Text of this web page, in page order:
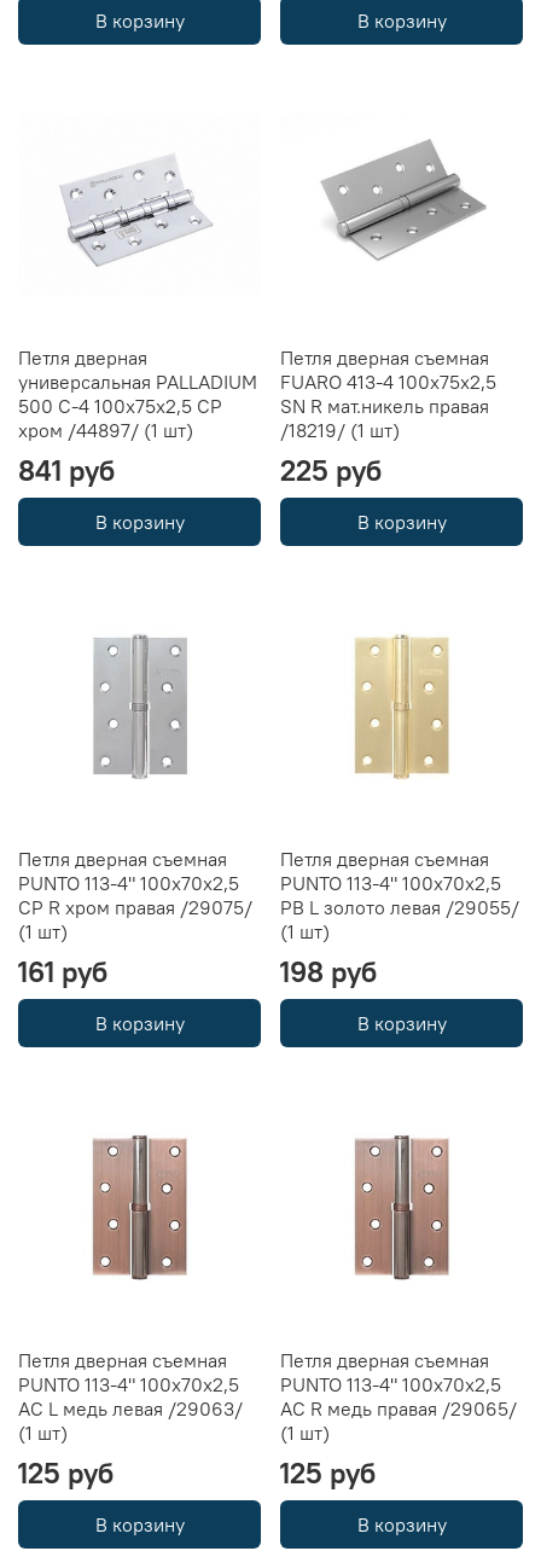
В корзину В корзину
Петля дверная
универсальная PALLADIUM
500 C-4 100x75x2,5 CP
хром /44897/ (1 шт)
841 руб
В корзину
Петля дверная съемная
FUARO 413-4 100х75х2,5
SN R мат.никель правая
/18219/ (1 шт)
225 руб
В корзину
Петля дверная съемная
PUNTO 113-4" 100х70х2,5
CP R хром правая /29075/
(1 шт)
161 руб
В корзину
Петля дверная съемная
PUNTO 113-4" 100х70х2,5
PB L золото левая /29055/
(1 шт)
198 руб
В корзину
Петля дверная съемная
PUNTO 113-4" 100х70х2,5
AC L медь левая /29063/
(1 шт)
125 руб
В корзину
Петля дверная съемная
PUNTO 113-4" 100х70х2,5
AC R медь правая /29065/
(1 шт)
125 руб
В корзину